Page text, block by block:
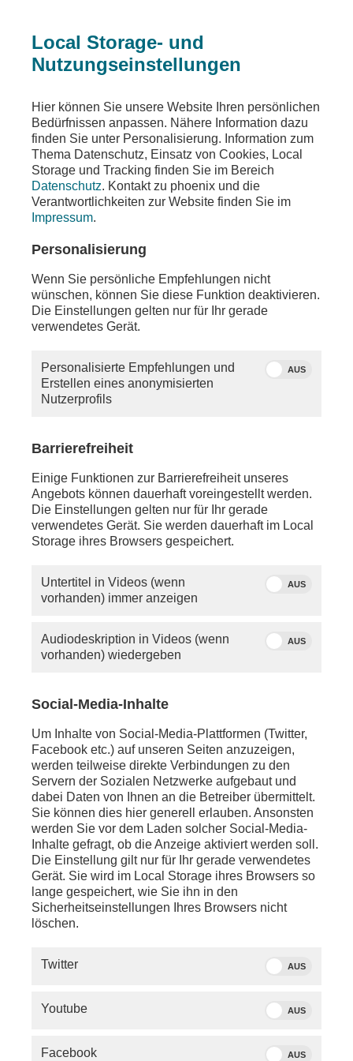
SERVICE
Local Storage- und
Nutzungseinstellungen
Hier können Sie unsere Website Ihren persönlichen
Bedürfnissen anpassen. Nähere Information dazu
finden Sie unter Personalisierung. Information zum
Thema Datenschutz, Einsatz von Cookies, Local
Storage und Tracking finden Sie im Bereich
Datenschutz. Kontakt zu phoenix und die
Verantwortlichkeiten zur Website finden Sie im
Impressum.
Personalisierung
Wenn Sie persönliche Empfehlungen nicht
wünschen, können Sie diese Funktion deaktivieren.
Die Einstellungen gelten nur für Ihr gerade
verwendetes Gerät.
Personalisierte Empfehlungen und
Erstellen eines anonymisierten
Nutzerprofils
AUS
Barrierefreiheit
Einige Funktionen zur Barrierefreiheit unseres
Angebots können dauerhaft voreingestellt werden.
Die Einstellungen gelten nur für Ihr gerade
verwendetes Gerät. Sie werden dauerhaft im Local
Storage ihres Browsers gespeichert.
Untertitel in Videos (wenn
vorhanden) immer anzeigen
AUS
Audiodeskription in Videos (wenn
vorhanden) wiedergeben
AUS
Social-Media-Inhalte
Um Inhalte von Social-Media-Plattformen (Twitter,
Facebook etc.) auf unseren Seiten anzuzeigen,
werden teilweise direkte Verbindungen zu den
Servern der Sozialen Netzwerke aufgebaut und
dabei Daten von Ihnen an die Betreiber übermittelt.
Sie können dies hier generell erlauben. Ansonsten
werden Sie vor dem Laden solcher Social-Media-
Inhalte gefragt, ob die Anzeige aktiviert werden soll.
Die Einstellung gilt nur für Ihr gerade verwendetes
Gerät. Sie wird im Local Storage ihres Browsers so
lange gespeichert, wie Sie ihn in den
Sicherheitseinstellungen Ihres Browsers nicht
löschen.
Twitter AUS
Youtube AUS
Facebook AUS